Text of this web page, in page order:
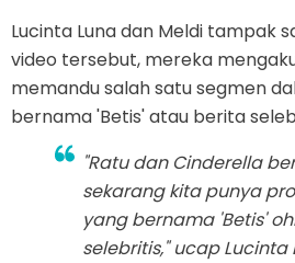
Lucinta Luna dan Meldi tampak
video tersebut, mereka
memandu salah satu segmen
bernama 'Betis' atau berita
"Ratu dan Cinderella
sekarang kita punya
yang bernama 'Betis'
selebritis," ucap